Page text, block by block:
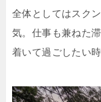
全体としてはスク
気。仕事も兼ねた
着いて過ごしたい